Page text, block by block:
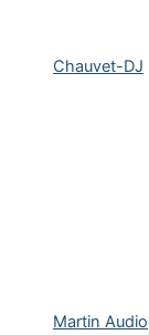
Chauvet-DJ
Martin Audio